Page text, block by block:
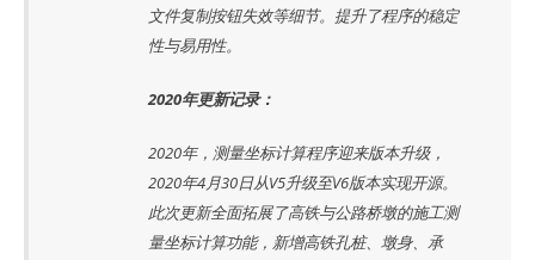
文件复制按钮失效等细节。提升了程序的稳定
性与易用性。
2020年更新记录：
2020年，测量坐标计算程序迎来版本升级，
2020年4月30日从V5升级至V6版本实现开源。
此次更新全面拓展了高铁与公路桥墩的施工测
量坐标计算功能，新增高铁孔桩、墩身、承